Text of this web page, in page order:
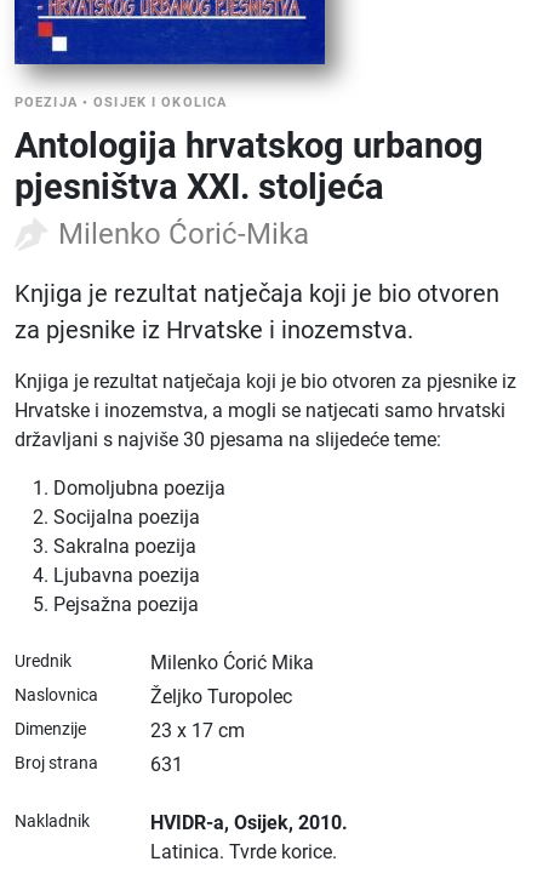
POEZIJA •OSIJEK I OKOLICA
Antologija hrvatskog urbanog
pjesništva XXI. stoljeća
Milenko Ćorić-Mika
Knjiga je rezultat natječaja koji je bio otvoren
za pjesnike iz Hrvatske i inozemstva.
Knjiga je rezultat natječaja koji je bio otvoren za pjesnike iz
Hrvatske i inozemstva, a mogli se natjecati samo hrvatski
državljani s najviše 30 pjesama na slijedeće teme:
Domoljubna poezija
Socijalna poezija
Sakralna poezija
Ljubavna poezija
Pejsažna poezija
Urednik Milenko Ćorić Mika
Naslovnica Željko Turopolec
Dimenzije 23 x 17 cm
Broj strana 631
Nakladnik HVIDR-a, Osijek, 2010.
Latinica. Tvrde korice.